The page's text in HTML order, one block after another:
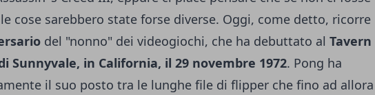
cose sarebbero state forse diverse. Oggi, come detto, ricorre
del "nonno" dei videogiochi, che ha debuttato al Tavern
Sunnyvale, in California, il 29 novembre 1972. Pong ha
il suo posto tra le lunghe file di flipper che fino ad allora